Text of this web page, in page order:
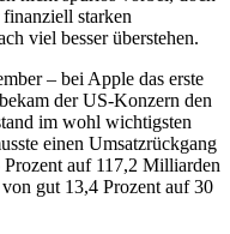
starken
viel besser überstehen.
– bei Apple das erste
der US-Konzern den
im wohl wichtigsten
einen Umsatzrückgang
auf 117,2 Milliarden
gut 13,4 Prozent auf 30